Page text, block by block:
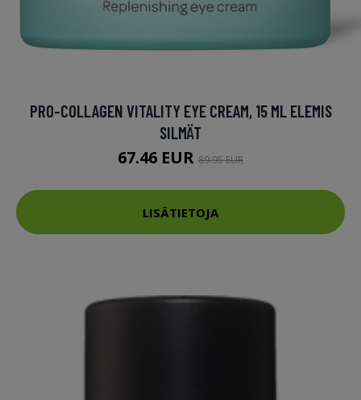
PRO-COLLAGEN VITALITY EYE CREAM, 15 ML ELEMIS
SILMÄT
67.46 EUR 89.95 EUR
LISÄTIETOJA